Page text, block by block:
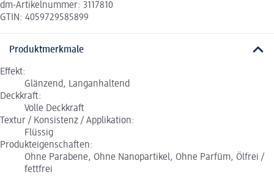
dm-Artikelnummer: 3117810
GTIN: 4059729585899
Produktmerkmale
Effekt:
Glänzend, Langanhaltend
Deckkraft:
Volle Deckkraft
Textur / Konsistenz / Applikation:
Flüssig
Produkteigenschaften:
Ohne Parabene, Ohne Nanopartikel, Ohne Parfüm, Ölfrei /
fettfrei